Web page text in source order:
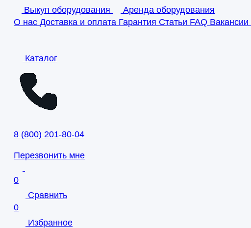
Выкуп оборудования
Аренда оборудования
О нас Доставка и оплата Гарантия Статьи FAQ Вакансии
Каталог
8 (800) 201-80-04
Перезвонить мне
0
Сравнить
0
Избранное